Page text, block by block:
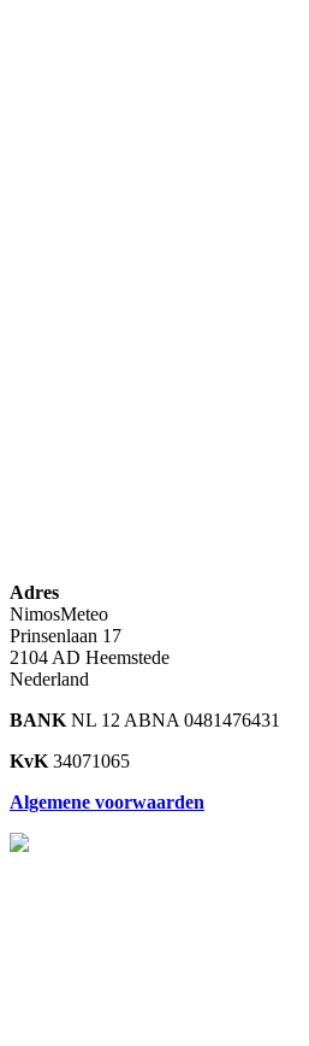
Adres
NimosMeteo
Prinsenlaan 17
2104 AD Heemstede
Nederland
BANKNL 12 ABNA 0481476431
KvK34071065
Algemene voorwaarden